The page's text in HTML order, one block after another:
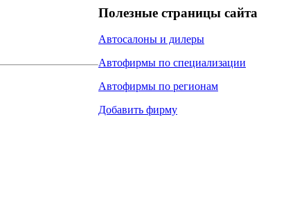
Полезные страницы сайта
Автосалоны и дилеры
Автофирмы по специализации
Автофирмы по регионам
Добавить фирму